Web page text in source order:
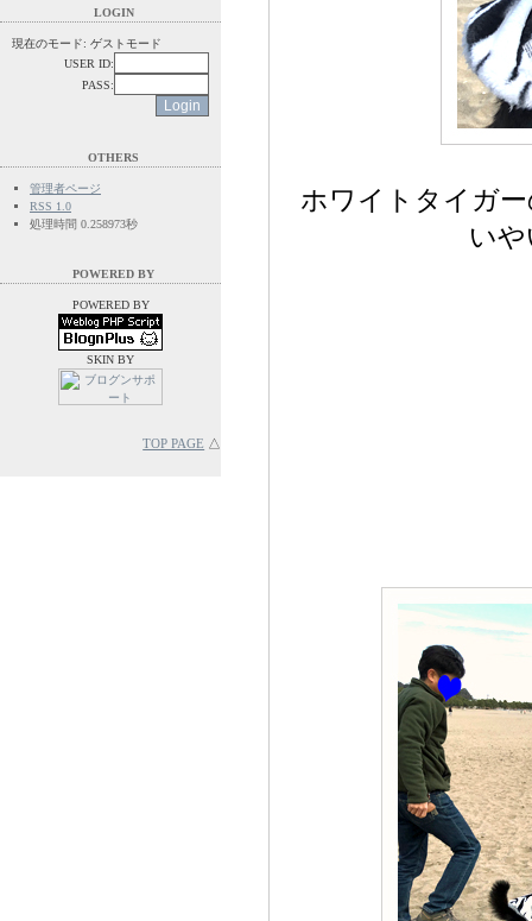
ホワイトタイガ
い
LOGIN
現在のモード: ゲストモード
USER ID:
PASS:
OTHERS
管理者ページ
RSS 1.0
処理時間 0.258973秒
POWERED BY
POWERED BY
SKIN BY
TOP PAGE △